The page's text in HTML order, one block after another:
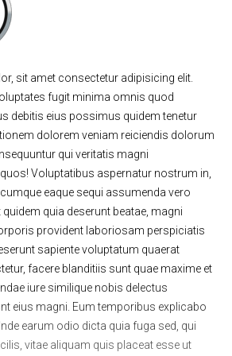
Двигатель
Замена Ремней
sit amet consectetur adipisicing elit.
fugit minima omnis quod
debitis eius possimus quidem tenetur
dolorem veniam reiciendis dolorum
qui veritatis magni
Voluptatibus aspernatur nostrum in,
eaque sequi assumenda vero
quia deserunt beatae, magni
provident laboriosam perspiciatis
sapiente voluptatum quaerat
facere blanditiis sunt quae maxime et
iure similique nobis delectus
eius magni. Eum temporibus explicabo
earum odio dicta quia fuga sed, qui
vitae aliquam quis placeat esse ut